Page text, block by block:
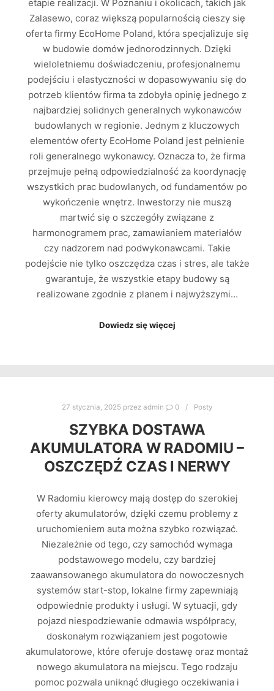
etapie realizacji. W Poznaniu i okolicach, takich jak
Zalasewo, coraz większą popularnością cieszy się
oferta firmy EcoHome Poland, która specjalizuje się
w budowie domów jednorodzinnych. Dzięki
wieloletniemu doświadczeniu, profesjonalnemu
podejściu i elastyczności w dopasowywaniu się do
potrzeb klientów firma ta zdobyła opinię jednego z
najbardziej solidnych generalnych wykonawców
budowlanych w regionie. Jednym z kluczowych
elementów oferty EcoHome Poland jest pełnienie
roli generalnego wykonawcy. Oznacza to, że firma
przejmuje pełną odpowiedzialność za koordynację
wszystkich prac budowlanych, od fundamentów po
wykończenie wnętrz. Inwestorzy nie muszą
martwić się o szczegóły związane z
harmonogramem prac, zamawianiem materiałów
czy nadzorem nad podwykonawcami. Takie
podejście nie tylko oszczędza czas i stres, ale także
gwarantuje, że wszystkie etapy budowy są
realizowane zgodnie z planem i najwyższymi…
Dowiedz się więcej
27 stycznia, 2025 przez admin 0 Posty
SZYBKA DOSTAWA
AKUMULATORA W RADOMIU –
OSZCZĘDŹ CZAS I NERWY
W Radomiu kierowcy mają dostęp do szerokiej
oferty akumulatorów, dzięki czemu problemy z
uruchomieniem auta można szybko rozwiązać.
Niezależnie od tego, czy samochód wymaga
podstawowego modelu, czy bardziej
zaawansowanego akumulatora do nowoczesnych
systemów start-stop, lokalne firmy zapewniają
odpowiednie produkty i usługi. W sytuacji, gdy
pojazd niespodziewanie odmawia współpracy,
doskonałym rozwiązaniem jest pogotowie
akumulatorowe, które oferuje dostawę oraz montaż
nowego akumulatora na miejscu. Tego rodzaju
pomoc pozwala uniknąć długiego oczekiwania i